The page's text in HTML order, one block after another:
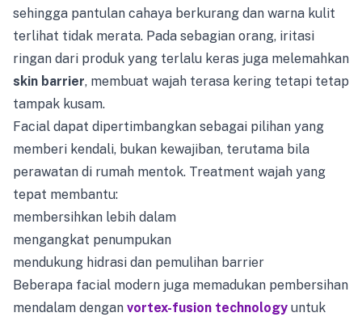
sehingga pantulan cahaya berkurang dan warna kulit
terlihat tidak merata. Pada sebagian orang, iritasi
ringan dari produk yang terlalu keras juga melemahkan
skin barrier, membuat wajah terasa kering tetapi tetap
tampak kusam.
Facial dapat dipertimbangkan sebagai pilihan yang
memberi kendali, bukan kewajiban, terutama bila
perawatan di rumah mentok. Treatment wajah yang
tepat membantu:
membersihkan lebih dalam
mengangkat penumpukan
mendukung hidrasi dan pemulihan barrier
Beberapa facial modern juga memadukan pembersihan
mendalam dengan vortex-fusion technology untuk